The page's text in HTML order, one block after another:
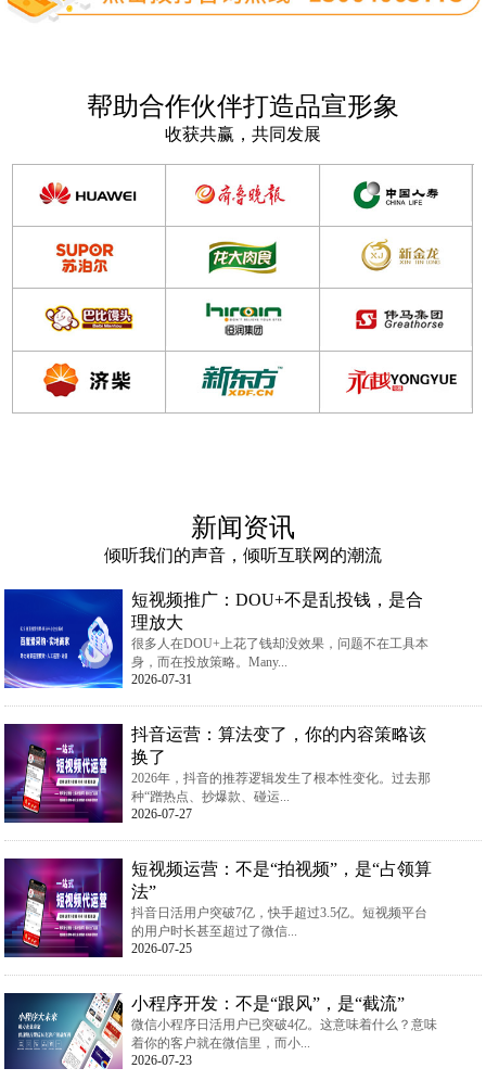
帮助合作伙伴打造品宣形象
收获共赢，共同发展
新闻资讯
倾听我们的声音，倾听互联网的潮流
短视频推广：DOU+不是乱投钱，是合
理放大
很多人在DOU+上花了钱却没效果，问题不在工具本
身，而在投放策略。Many...
2026-07-31
抖音运营：算法变了，你的内容策略该
换了
2026年，抖音的推荐逻辑发生了根本性变化。过去那
种“蹭热点、抄爆款、碰运...
2026-07-27
短视频运营：不是“拍视频”，是“占领算
法”
抖音日活用户突破7亿，快手超过3.5亿。短视频平台
的用户时长甚至超过了微信...
2026-07-25
小程序开发：不是“跟风”，是“截流”
微信小程序日活用户已突破4亿。这意味着什么？意味
着你的客户就在微信里，而小...
2026-07-23